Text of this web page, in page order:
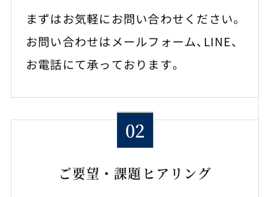
まずはお気軽にお問い合わせください。
お問い合わせはメールフォーム、LINE、
お電話にて承っております。
ご要望・課題ヒアリング